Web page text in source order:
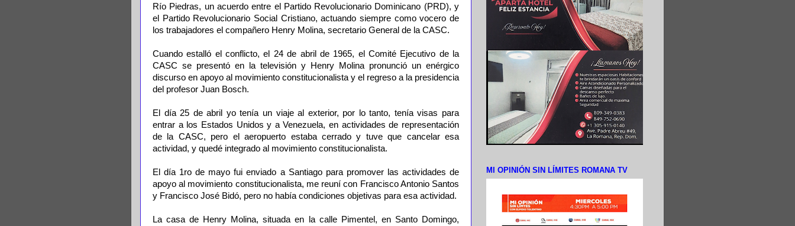
Río Piedras, un acuerdo entre el Partido Revolucionario Dominicano (PRD), y
el Partido Revolucionario Social Cristiano, actuando siempre como vocero de
los trabajadores el compañero Henry Molina, secretario General de la CASC.
Cuando estalló el conflicto, el 24 de abril de 1965, el Comité Ejecutivo de la
CASC se presentó en la televisión y Henry Molina pronunció un enérgico
discurso en apoyo al movimiento constitucionalista y el regreso a la presidencia
del profesor Juan Bosch.
El día 25 de abril yo tenía un viaje al exterior, por lo tanto, tenía visas para
entrar a los Estados Unidos y a Venezuela, en actividades de representación
de la CASC, pero el aeropuerto estaba cerrado y tuve que cancelar esa
actividad, y quedé integrado al movimiento constitucionalista.
El día 1ro de mayo fui enviado a Santiago para promover las actividades de
apoyo al movimiento constitucionalista, me reuní con Francisco Antonio Santos
y Francisco José Bidó, pero no había condiciones objetivas para esa actividad.
La casa de Henry Molina, situada en la calle Pimentel, en Santo Domingo,
MI OPINIÓN SIN LÍMITES ROMANA TV